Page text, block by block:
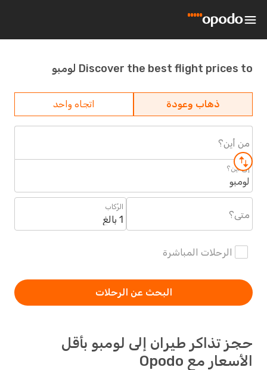
Discover the best flight prices to لومبو
ذهاب وعودة اتجاه واحد
من أين؟
إلى أين؟
لومبو
متى؟
الرُكاب
1 بالغ
الرحلات المباشرة
البحث عن الرحلات
حجز تذاكر طيران إلى لومبو بأقل
الأسعار مع Opodo